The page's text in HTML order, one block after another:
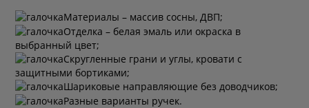
Материалы– массив сосны, ДВП;
Отделка – белая эмаль или окраска в
выбранный цвет;
Скругленные грани и углы, кровати с
защитными бортиками;
Шариковые направляющие без доводчиков;
Разные варианты ручек.